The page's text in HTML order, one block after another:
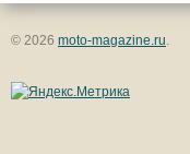
© 2026 moto-magazine.ru.